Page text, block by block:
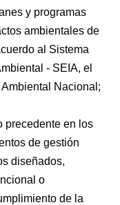
y programas
ambientales de
al Sistema
- SEIA, el
Nacional;
precedente en los
de gestión
diseñados,
o
de la